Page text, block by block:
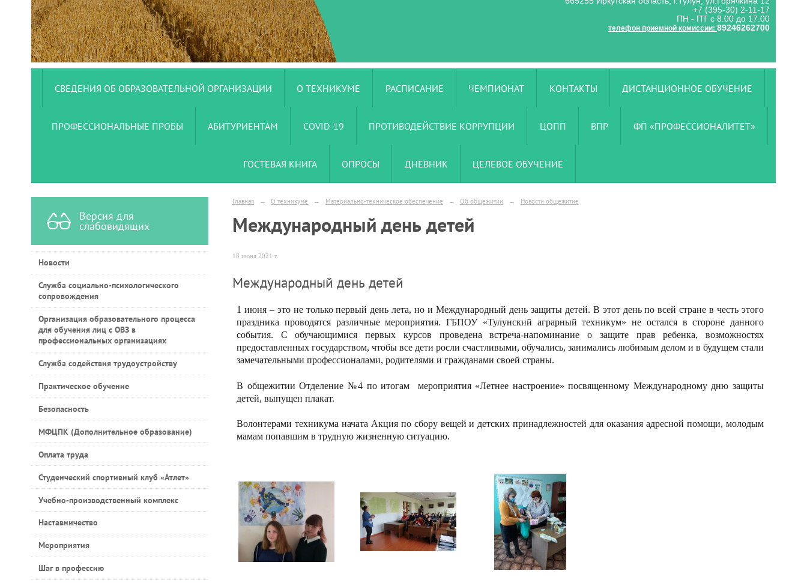
+7 (395-30) 2-11-17
ПН - ПТ с 8.00 до 17.00
телефон приемной комиссии: 89246262700
СВЕДЕНИЯ ОБ ОБРАЗОВАТЕЛЬНОЙ ОРГАНИЗАЦИИ О ТЕХНИКУМЕ РАСПИСАНИЕ ЧЕМПИОНАТ КОНТАКТЫ ДИСТАНЦИОННОЕ ОБУЧЕНИЕ
ПРОФЕССИОНАЛЬНЫЕ ПРОБЫ АБИТУРИЕНТАМ COVID-19 ПРОТИВОДЕЙСТВИЕ КОРРУПЦИИ ЦОПП ВПР ФП «ПРОФЕССИОНАЛИТЕТ»
ГОСТЕВАЯ КНИГА ОПРОСЫ ДНЕВНИК ЦЕЛЕВОЕ ОБУЧЕНИЕ
Версия для
слабовидящих
Новости
Служба социально-психологического
сопровождения
Организация образовательного процесса
для обучения лиц с ОВЗ в
профессиональных организациях
Служба содействия трудоустройству
Практическое обучение
Безопасность
МФЦПК (Дополнительное образование)
Оплата труда
Студенческий спортивный клуб «Атлет»
Учебно-производственный комплекс
Наставничество
Мероприятия
Шаг в профессию
Главная → О техникуме → Материально-техническое обеспечение → Об общежитии → Новости общежитие
Международный день детей
18 июня 2021 г.
Международный день детей
1 июня – это не только первый день лета, но и Международный день защиты детей. В этот день по всей стране в честь этого
праздника проводятся различные мероприятия. ГБПОУ «Тулунский аграрный техникум» не остался в стороне данного
события. С обучающимися первых курсов проведена встреча-напоминание о защите прав ребенка, возможностях
предоставленных государством, чтобы все дети росли счастливыми, обучались, занимались любимым делом и в будущем стали
замечательными профессионалами, родителями и гражданами своей страны.
В общежитии Отделение №4 по итогам
мероприятия «Летнее настроение» посвященному Международному дню защиты
детей, выпущен плакат.
Волонтерами техникума начата Акция по сбору вещей и детских принадлежностей для оказания адресной помощи, молодым
мамам попавшим в трудную жизненную ситуацию.